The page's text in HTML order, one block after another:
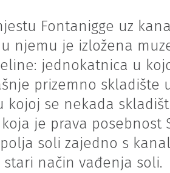
Fontanigge uz
njemu je izložena
jednokatnica u
prizemno skladište
kojoj se nekada
je prava posebnost
soli zajedno s
stari način